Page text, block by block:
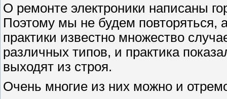
О ремонте электроники написаны
Поэтому мы не будем повторяться,
практики известно множество
различных типов, и практика
выходят из строя.
Очень многие из них можно и